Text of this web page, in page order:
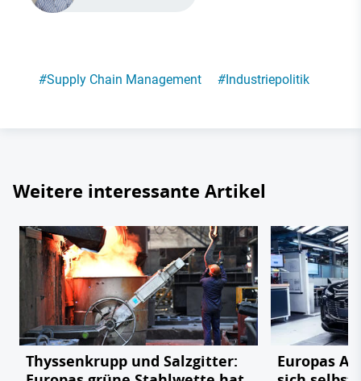
#Supply Chain Management #Industriepolitik
Weitere interessante Artikel
Thyssenkrupp und Salzgitter:
Europas